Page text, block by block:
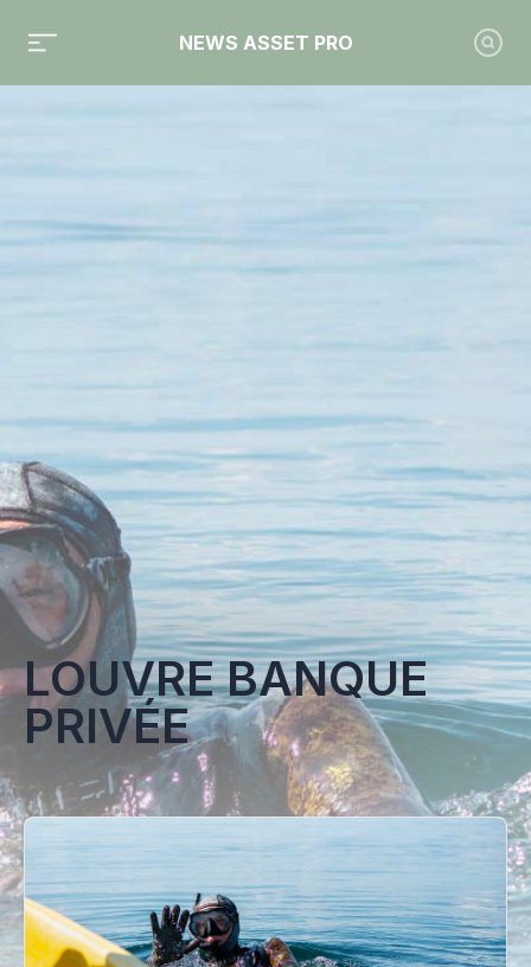
NEWS ASSET PRO
Toute l'actualité sur le tag "Louvre Banque Privée"
LOUVRE BANQUE
PRIVÉE